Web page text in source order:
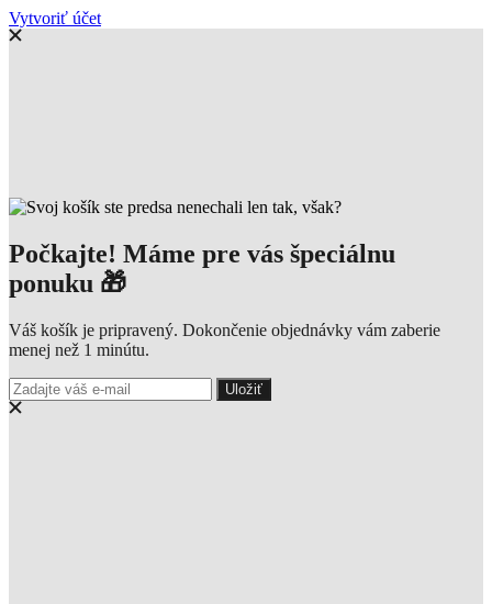
Vytvoriť účet
Počkajte! Máme pre vás špeciálnu
ponuku 🎁
Váš košík je pripravený. Dokončenie objednávky vám zaberie
menej než 1 minútu.
Uložiť